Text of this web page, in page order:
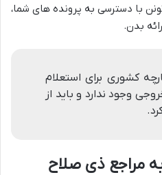
با دسترسی به پرونده های شما،
بدن.
کشوری برای استعلام
وجود ندارد و باید از